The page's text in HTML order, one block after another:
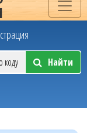
коду Найти